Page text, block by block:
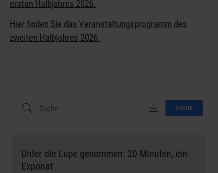
ersten Halbjahres 2026.
Hier finden Sie das Veranstaltungsprogramm des
zweiten Halbjahres 2026.
SUCHE
Unter die Lupe genommen: 20 Minuten, ein
Exponat